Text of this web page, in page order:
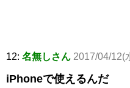
12: 名無しさん 2017/04/12(
iPhoneで使えるんだ